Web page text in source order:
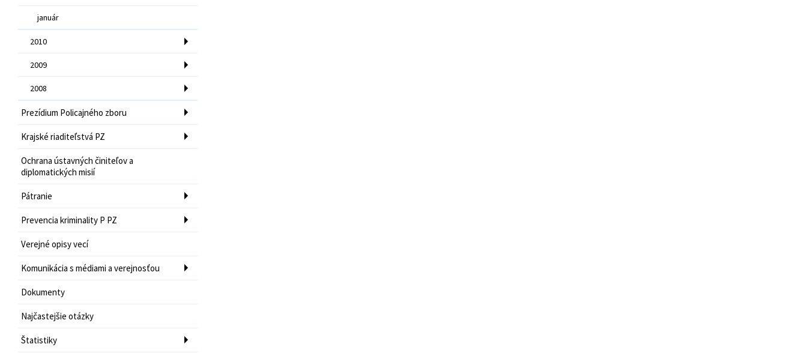
január
2010
2009
2008
Prezídium Policajného zboru
Krajské riaditeľstvá PZ
Ochrana ústavných činiteľov a
diplomatických misií
Pátranie
Prevencia kriminality P PZ
Verejné opisy vecí
Komunikácia s médiami a verejnosťou
Dokumenty
Najčastejšie otázky
Štatistiky